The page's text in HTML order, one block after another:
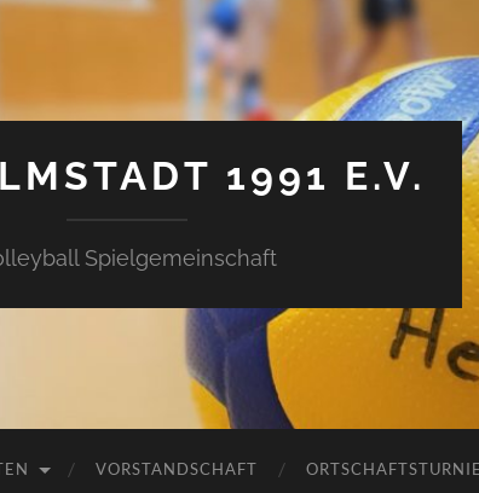
1991 E.V.
Spielgemeinschaft
VORSTANDSCHAFT